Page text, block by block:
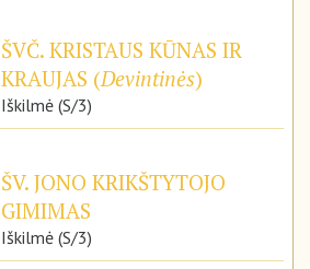
ŠVČ. KRISTAUS KŪNAS IR
KRAUJAS (Devintinės)
Iškilmė (S/3)
ŠV. JONO KRIKŠTYTOJO
GIMIMAS
Iškilmė (S/3)